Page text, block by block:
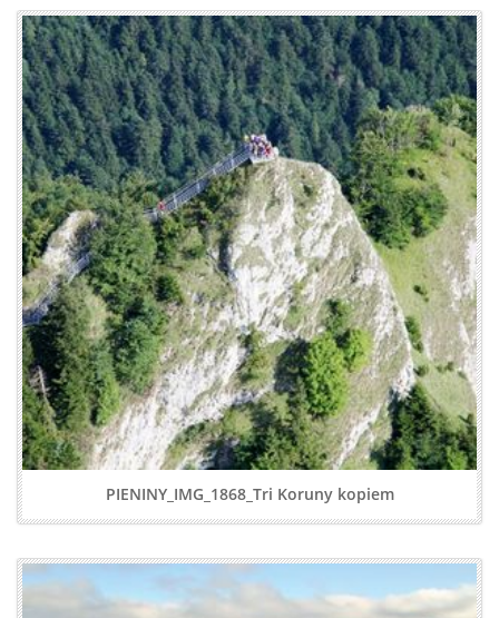
PIENINY_IMG_1868_Tri Koruny kopiem